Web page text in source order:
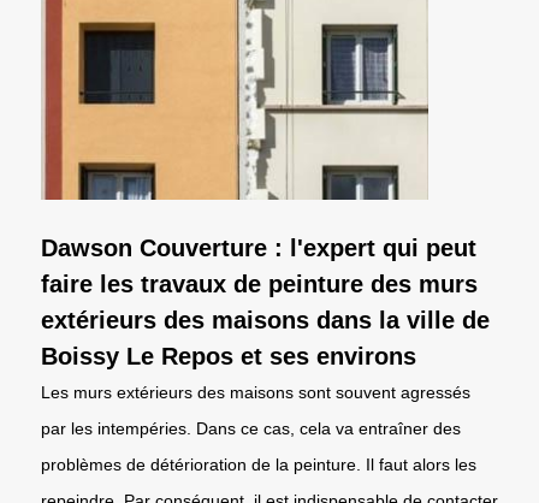
Dawson Couverture : l'expert qui peut
faire les travaux de peinture des murs
extérieurs des maisons dans la ville de
Boissy Le Repos et ses environs
Les murs extérieurs des maisons sont souvent agressés
par les intempéries. Dans ce cas, cela va entraîner des
problèmes de détérioration de la peinture. Il faut alors les